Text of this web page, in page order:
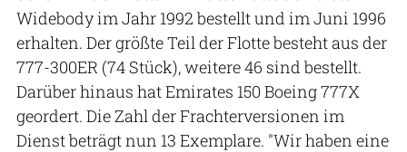
Widebody im Jahr 1992 bestellt und im Juni 1996
erhalten. Der größte Teil der Flotte besteht aus der
777-300ER (74 Stück), weitere 46 sind bestellt.
Darüber hinaus hat Emirates 150 Boeing 777X
geordert. Die Zahl der Frachterversionen im
Dienst beträgt nun 13 Exemplare. "Wir haben eine